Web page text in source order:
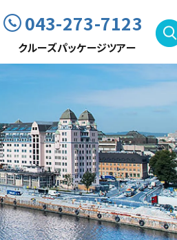
クルーズパッケージツアー
043-273-7123